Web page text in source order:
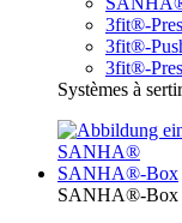
3fit®-
3fit®-
3fit®-
Systèmes à sertir
SANHA®-Box
SANHA®-Box